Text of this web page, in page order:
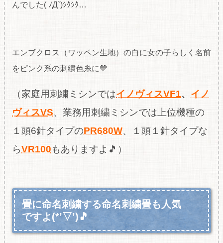
んでした( ﾉД`)ｼｸｼｸ…
エンブクロス（ワッペン生地）の白に女の子らしく名前
をピンク系の刺繍色糸に💛
（家庭用刺繍ミシンではイノヴィスVF1、 イノ
ヴィスVS、業務用刺繍ミシンでは上位機種の
１頭6針タイプのPR680W、１頭１針タイプな
らVR100もありますよ🎵）
畳に命名刺繍する命名刺繍畳も人気
ですよ(*’▽’)🎵